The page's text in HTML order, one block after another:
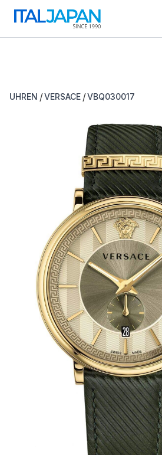
UHREN /VERSACE /VBQ030017